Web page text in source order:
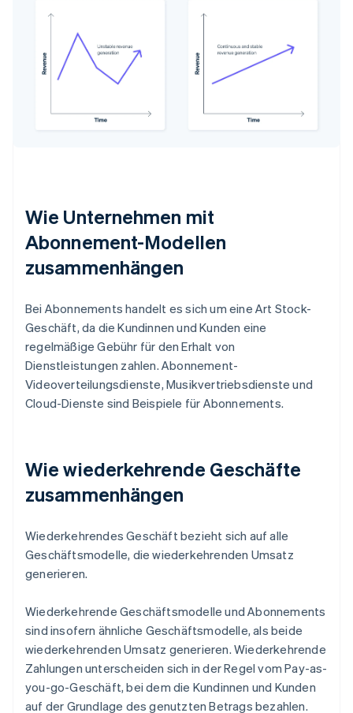
Wie Unternehmen mit
Abonnement-Modellen
zusammenhängen
Bei Abonnements handelt es sich um eine Art Stock-
Geschäft, da die Kundinnen und Kunden eine
regelmäßige Gebühr für den Erhalt von
Dienstleistungen zahlen. Abonnement-
Videoverteilungsdienste, Musikvertriebsdienste und
Cloud-Dienste sind Beispiele für Abonnements.
Wie wiederkehrende Geschäfte
zusammenhängen
Wiederkehrendes Geschäft bezieht sich auf alle
Geschäftsmodelle, die wiederkehrenden Umsatz
generieren.
Wiederkehrende Geschäftsmodelle und Abonnements
sind insofern ähnliche Geschäftsmodelle, als beide
wiederkehrenden Umsatz generieren. Wiederkehrende
Zahlungen unterscheiden sich in der Regel vom Pay-as-
you-go-Geschäft, bei dem die Kundinnen und Kunden
auf der Grundlage des genutzten Betrags bezahlen.